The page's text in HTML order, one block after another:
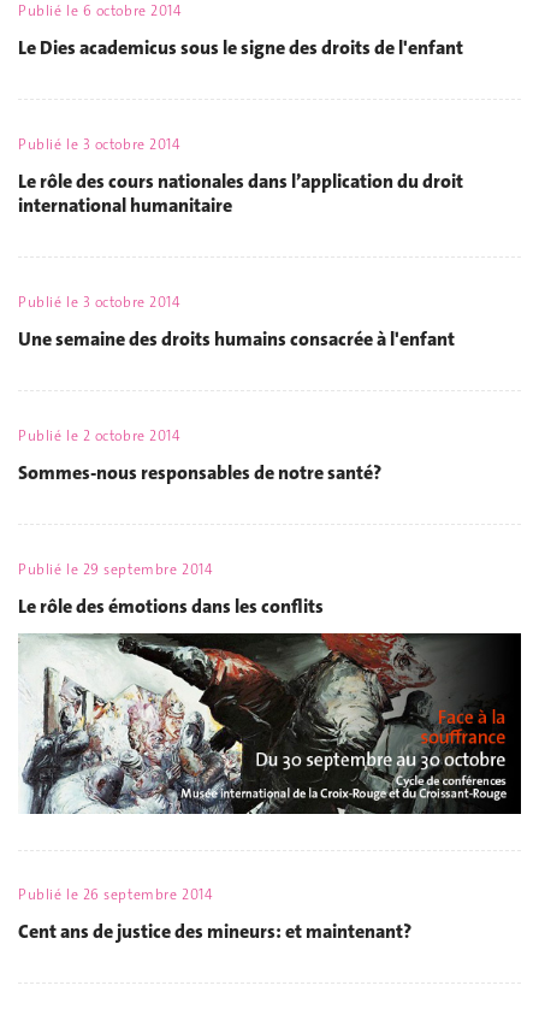
Publié le 6 octobre 2014
Le Dies academicus sous le signe des droits de l'enfant
Publié le 3 octobre 2014
Le rôle des cours nationales dans l’application du droit
international humanitaire
Publié le 3 octobre 2014
Une semaine des droits humains consacrée à l'enfant
Publié le 2 octobre 2014
Sommes-nous responsables de notre santé?
Publié le 29 septembre 2014
Le rôle des émotions dans les conflits
Publié le 26 septembre 2014
Cent ans de justice des mineurs: et maintenant?